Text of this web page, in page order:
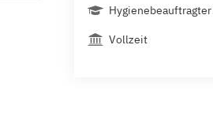
Vollzeit